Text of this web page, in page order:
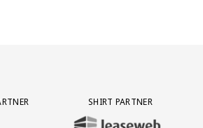
& STADIUM PARTNER AFAS SOFTWARE
SHIRT PARTNER
BEZOEK ONZE SHIRT PARTNER